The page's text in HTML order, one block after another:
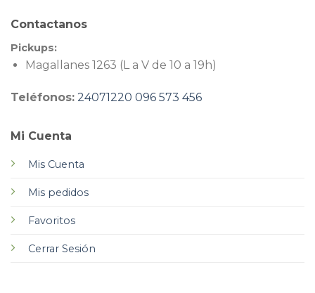
Mi Cuenta
Mis Cuenta
Mis pedidos
Favoritos
Cerrar Sesión
Contactanos
Pickups:
Magallanes 1263 (L a V de 10 a 19h)
Teléfonos: 24071220 096 573 456